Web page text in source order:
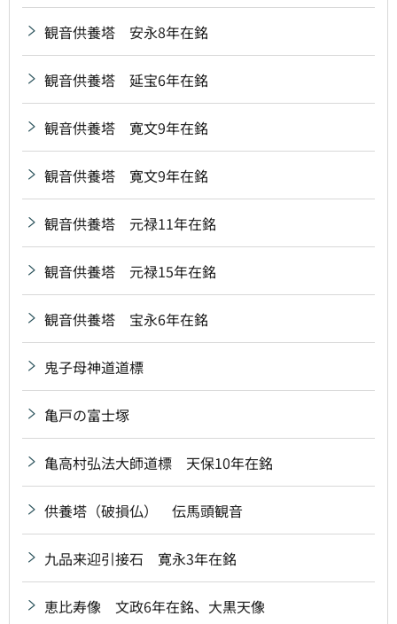
観音供養塔 安永8年在銘
観音供養塔 延宝6年在銘
観音供養塔 寛文9年在銘
観音供養塔 寛文9年在銘
観音供養塔 元禄11年在銘
観音供養塔 元禄15年在銘
観音供養塔 宝永6年在銘
鬼子母神道道標
亀戸の富士塚
亀高村弘法大師道標 天保10年在銘
供養塔（破損仏） 伝馬頭観音
九品来迎引接石 寛永3年在銘
恵比寿像 文政6年在銘、大黒天像